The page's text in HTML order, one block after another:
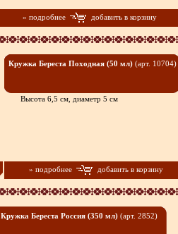
» подробнее добавить в корзину
Кружка Береста Походная (50 мл)(арт. 10704)
Высота 6,5 см, диаметр 5 см
» подробнее добавить в корзину
Кружка Береста Россия (350 мл)(арт. 2852)